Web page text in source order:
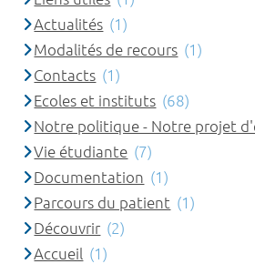
Actualités (1)
Modalités de recours (1)
Contacts (1)
Ecoles et instituts (68)
Notre politique - Notre projet
Vie étudiante (7)
Documentation (1)
Parcours du patient (1)
Découvrir (2)
Accueil (1)